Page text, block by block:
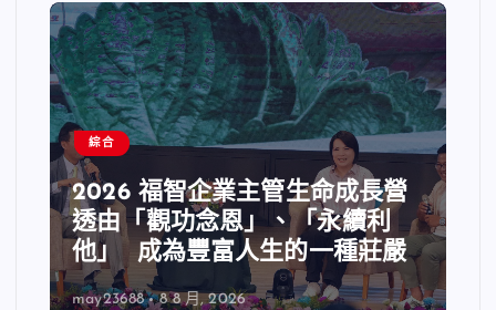
綜合
2026 福智企業主管生命成長營
透由「觀功念恩」、「永續利
他」 成為豐富人生的一種莊嚴
may23688 8 8 月, 2026